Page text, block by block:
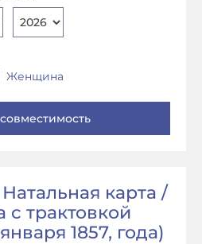
Женщина
карта /
трактовкой
1857, года)